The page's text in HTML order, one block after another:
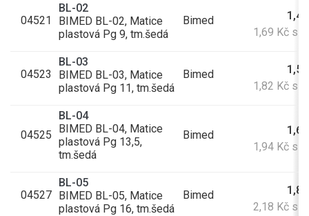
04521
BL-02
BIMED BL-02, Matice
plastová Pg 9, tm.šedá
Bimed
1,69 Kč s
04523
BL-03
BIMED BL-03, Matice
plastová Pg 11, tm.šedá
Bimed
1,82 Kč s
04525
BL-04
BIMED BL-04, Matice
plastová Pg 13,5,
tm.šedá
Bimed
1,94 Kč s
04527
BL-05
BIMED BL-05, Matice
plastová Pg 16, tm.šedá
Bimed
2,18 Kč s